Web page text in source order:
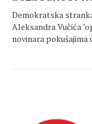
Demokratska
Aleksandra Vučića
novinara pokušajima